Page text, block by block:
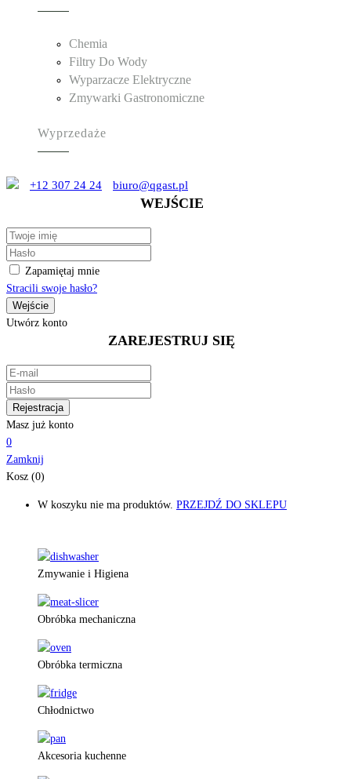
Chemia
Filtry Do Wody
Wyparzacze Elektryczne
Zmywarki Gastronomiczne
Wyprzedaże
+12 307 24 24 biuro@qgast.pl
WEJŚCIE
Zapamiętaj mnie
Stracili swoje hasło?
Utwórz konto
ZAREJESTRUJ SIĘ
Masz już konto
0
Zamknij
Kosz (0)
W koszyku nie ma produktów. PRZEJDŹ DO SKLEPU
Zmywanie i Higiena
Obróbka mechaniczna
Obróbka termiczna
Chłodnictwo
Akcesoria kuchenne